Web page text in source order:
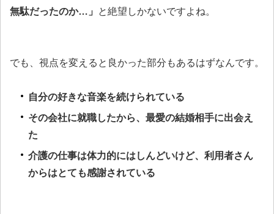
無駄だったのか…」
と絶望しかないですよね。
でも、視点を変えると良かった部分もあるはずなんです。
自分の好きな音楽を続けられている
その会社に就職したから、最愛の結婚相手に出会え
た
介護の仕事は体力的にはしんどいけど、利用者さん
からはとても感謝されている